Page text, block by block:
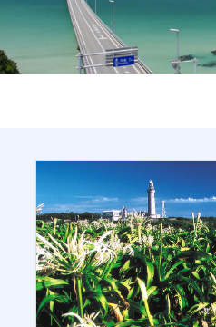
여행 정보